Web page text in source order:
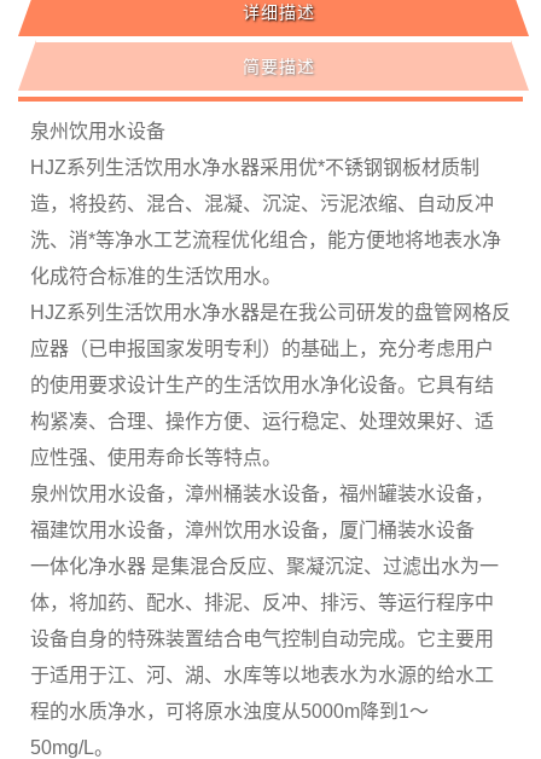
详细描述
简要描述
泉州饮用水设备
HJZ系列生活饮用水净水器采用优*不锈钢钢板材质制
造，将投药、混合、混凝、沉淀、污泥浓缩、自动反冲
洗、消*等净水工艺流程优化组合，能方便地将地表水净
化成符合标准的生活饮用水。
HJZ系列生活饮用水净水器是在我公司研发的盘管网格反
应器（已申报国家发明专利）的基础上，充分考虑用户
的使用要求设计生产的生活饮用水净化设备。它具有结
构紧凑、合理、操作方便、运行稳定、处理效果好、适
应性强、使用寿命长等特点。
泉州饮用水设备，漳州桶装水设备，福州罐装水设备，
福建饮用水设备，漳州饮用水设备，厦门桶装水设备
一体化净水器 是集混合反应、聚凝沉淀、过滤出水为一
体，将加药、配水、排泥、反冲、排污、等运行程序中
设备自身的特殊装置结合电气控制自动完成。它主要用
于适用于江、河、湖、水库等以地表水为水源的给水工
程的水质净水，可将原水浊度从5000m降到1～
50mg/L。